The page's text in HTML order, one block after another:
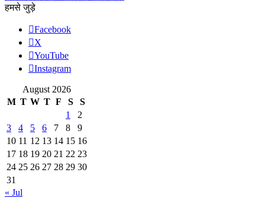
हमसे जुड़े
Facebook
X
YouTube
Instagram
August 2026
M T W T F S
S
1
2
3
4 5 6 7 8
9
10 11 12 13 14 15 16
17 18 19 20 21 22 23
24 25 26 27 28 29 30
31
« Jul